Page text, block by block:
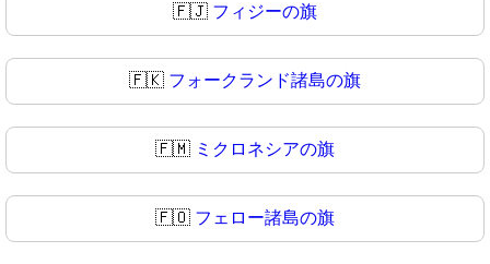
🇫🇯 フィジーの旗
🇫🇰 フォークランド諸島の旗
🇫🇲 ミクロネシアの旗
🇫🇴 フェロー諸島の旗